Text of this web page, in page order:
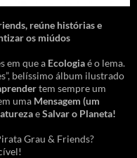
reúne histórias e
os miúdos
em que a Ecologiaé o lema.
belíssimo álbum ilustrado
tem sempre um
uma Mensagem (um
eSalvar o Planeta!
Grau & Friends?